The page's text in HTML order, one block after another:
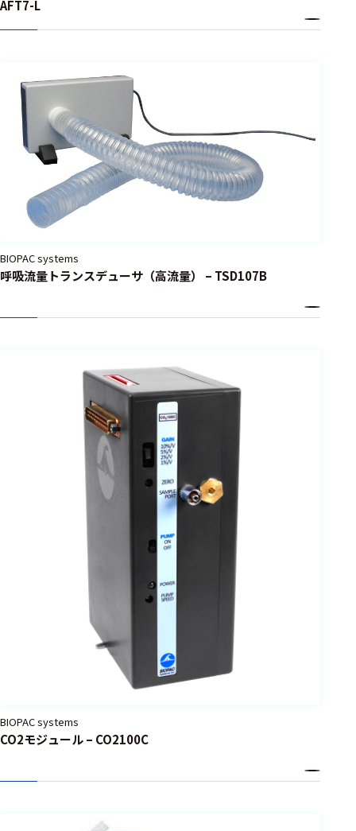
AFT7-L
BIOPAC systems
呼吸流量トランスデューサ（高流量） – TSD107B
BIOPAC systems
CO2モジュール – CO2100C